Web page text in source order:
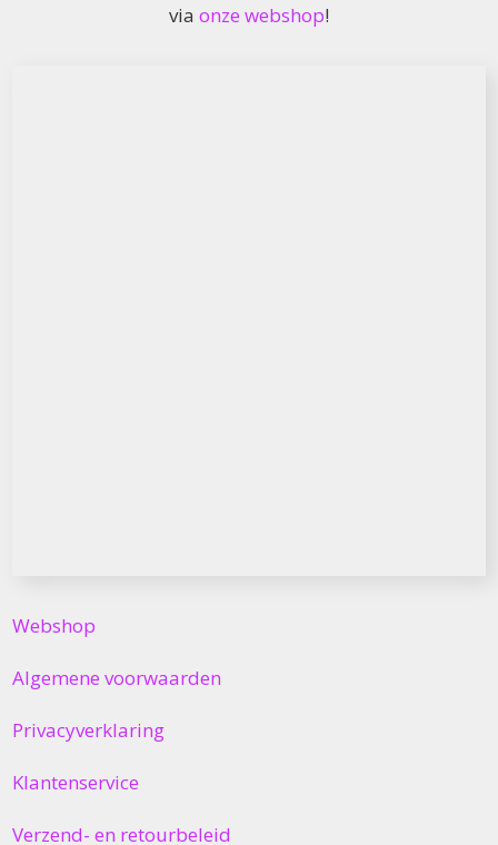
via onze webshop!
Webshop
Algemene voorwaarden
Privacyverklaring
Klantenservice
Verzend- en retourbeleid